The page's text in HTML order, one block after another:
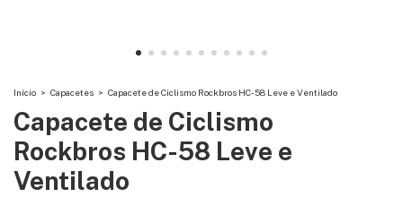
Início > Capacetes > Capacete de Ciclismo Rockbros HC-58 Leve e Ventilado
Capacete de Ciclismo
Rockbros HC-58 Leve e
Ventilado